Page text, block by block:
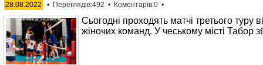
28.08.2022 • Переглядів:492 • Коментарів:0 •
Сьогодні проходять матчі третього туру
жіночих команд. У чеському місті Табор